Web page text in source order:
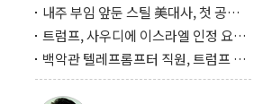
내주 부임 앞둔 스틸 美대사, 첫 공개
행사서 "한미동맹 강화 최우선 과제"
트럼프, 사우디에 이스라엘 인정 요
구…원자력 협정 서명 하루 만에 좌초
위기
백악관 텔레프롬프터 직원, 트럼프 연
설 미리 보고 베팅 시장서 10만달러 챙
겨